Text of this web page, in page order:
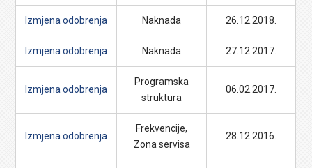
Izmjena odobrenja Naknada 26.12.2018.
Izmjena odobrenja Naknada 27.12.2017.
Izmjena odobrenja
Programska
struktura
06.02.2017.
Izmjena odobrenja
Frekvencije,
Zona servisa
28.12.2016.